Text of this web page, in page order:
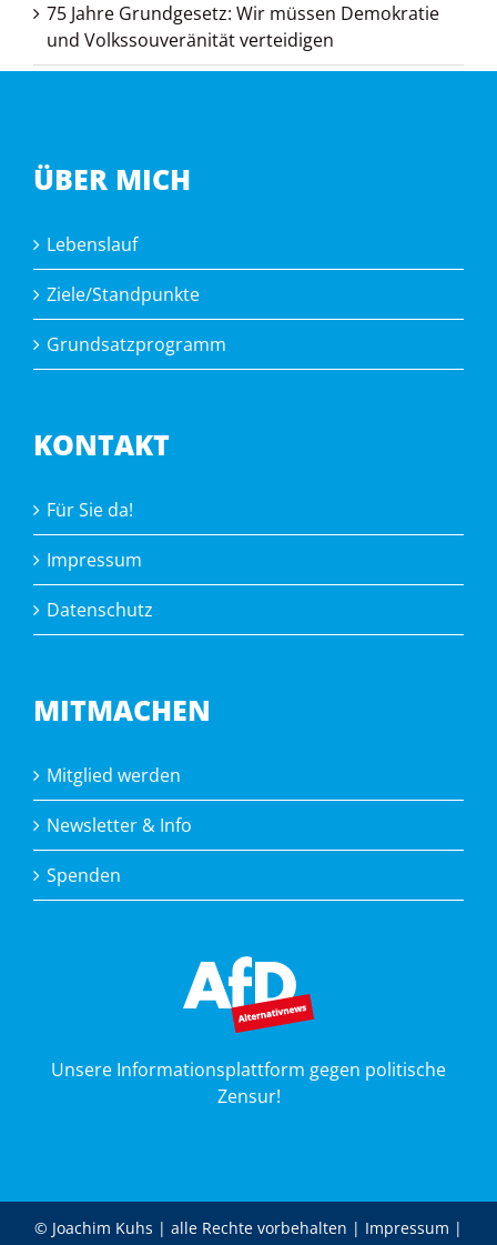
75 Jahre Grundgesetz: Wir müssen Demokratie
und Volkssouveränität verteidigen
ÜBER MICH
Lebenslauf
Ziele/Standpunkte
Grundsatzprogramm
KONTAKT
Für Sie da!
Impressum
Datenschutz
MITMACHEN
Mitglied werden
Newsletter & Info
Spenden
Unsere Informationsplattform gegen politische
Zensur!
© Joachim Kuhs | alle Rechte vorbehalten | Impressum |